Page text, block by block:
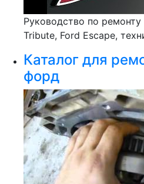
Руководство по
Tribute, Ford Escape,
Каталог для
форд